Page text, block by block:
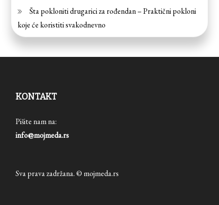
Šta pokloniti drugarici za rođendan – Praktični pokloni
koje će koristiti svakodnevno
KONTAKT
Pišite nam na:
info@mojmeda.rs
Sva prava zadržana. © mojmeda.rs